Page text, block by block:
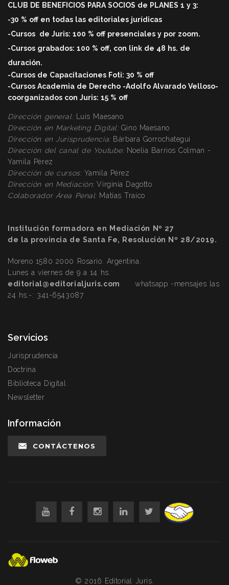
CLUB DE BENEFICIOS PARA SOCIOS de PLANES 1 y 3:
-30 % off en todas las editoriales jurídicas
-Cursos de Juris: 100 % off presenciales y por zoom.
-Cursos grabados: 100 % off, con link de 48 hs. de
duración.
-Cursos de Capacitaciones Foti: 30 % off
-Cursos Academia de Derecho -Adolfo Alvarado Velloso-
coorganizados con Juris: 15 % off
Dirección general:Luis Maesano
Dirección en Marketing Digital:Gino Maesano
Dirección en Jurisprudencia:Bárbara Gorrochategui
Dirección del canal de Youtube: Noelia Barrios Colman -
Yamila Pérez
Dirección de cursos: Yamila Pérez
Dirección en Mediación:Virginia Dagotto
Colaborador Área Penal:Matías Traico
Institución formadora en Mediación Nº 27
de la provincia de Santa Fe, Resolución Nº 28/2019.
Moreno 1580 2000 Rosario. Argentina.
Lunes a viernes de 9 a 14 hs.
editorial@editorialjuris.com
whatsapp -mensajes las
24 hs.-: 341-6543087
Servicios
Jurisprudencia
Doctrina
Biblioteca Digital
Newsletter
Información
CONTÁCTENOS
© 2016 Editorial Juris.